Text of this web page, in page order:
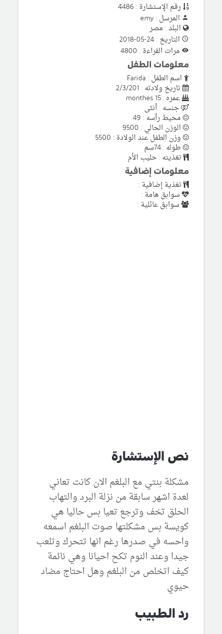
رقم الإستشارة : 4486
المرسل : emy
البلد : مصر
التاريخ : 24-05-2018
مرات القراءة : 4800
معلومات الطفل
اسم الطفل : Farida
تاريخ ولادته : 2/3/201
عمره : 15 monthes
جنسه : أنثى
محيط رأسه : 49
الوزن الحالي : 9500
وزن الطفل عند الولادة : 5500
طوله : 74سم
تغذيته : حليب الأم
معلومات إضافية
تغذية إضافية :
سوابق هامة :
سوابق عائلية :
نص الإستشارة
مشكلة بنتي مع البلغم الان كانت تعاني
لعدة اشهر سابقة من نزلة البرد والتهاب
الحلق تخف وترجع تعيا بس حاليا هي
كويسة بس مشكلتها صوت البلغم اسمعه
واحسه في صدرها رغم انها تتحرك وتلعب
جيدا وعند النوم تكح احيانا وهي نائمة
كيف اتخلص من البلغم وهل احتاج مضاد
حيوي
رد الطبيب